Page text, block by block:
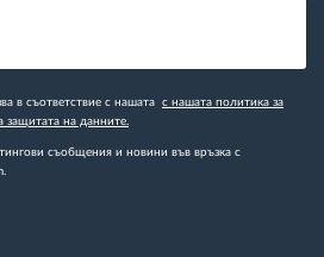
в съответствие с нашата с нашата политика за
защитата на данните.
съобщения и новини във връзка с